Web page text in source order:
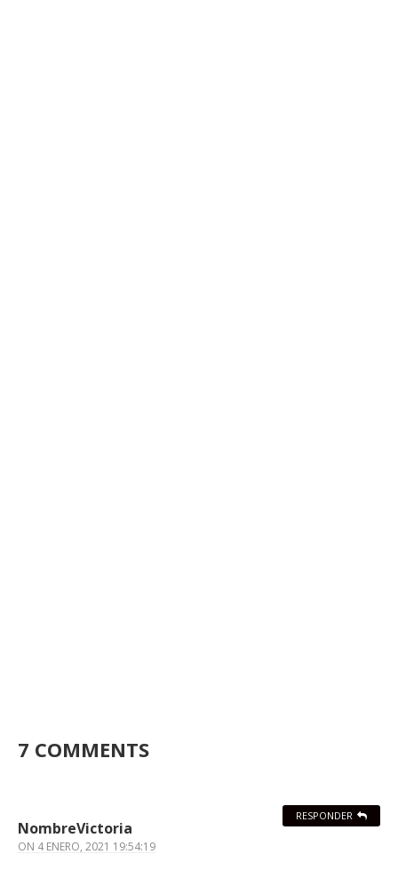
7 COMMENTS
NombreVictoria
ON 4 ENERO, 2021 19:54:19
RESPONDER